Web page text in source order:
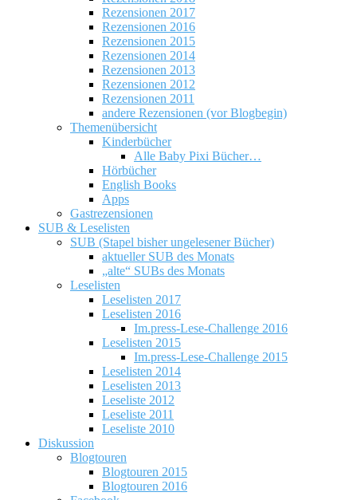
Rezensionen 2017
Rezensionen 2016
Rezensionen 2015
Rezensionen 2014
Rezensionen 2013
Rezensionen 2012
Rezensionen 2011
andere Rezensionen (vor Blogbegin)
Themenübersicht
Kinderbücher
Alle Baby Pixi Bücher…
Hörbücher
English Books
Apps
Gastrezensionen
SUB & Leselisten
SUB (Stapel bisher ungelesener Bücher)
aktueller SUB des Monats
„alte“ SUBs des Monats
Leselisten
Leselisten 2017
Leselisten 2016
Im.press-Lese-Challenge 2016
Leselisten 2015
Im.press-Lese-Challenge 2015
Leselisten 2014
Leselisten 2013
Leseliste 2012
Leseliste 2011
Leseliste 2010
Diskussion
Blogtouren
Blogtouren 2015
Blogtouren 2016